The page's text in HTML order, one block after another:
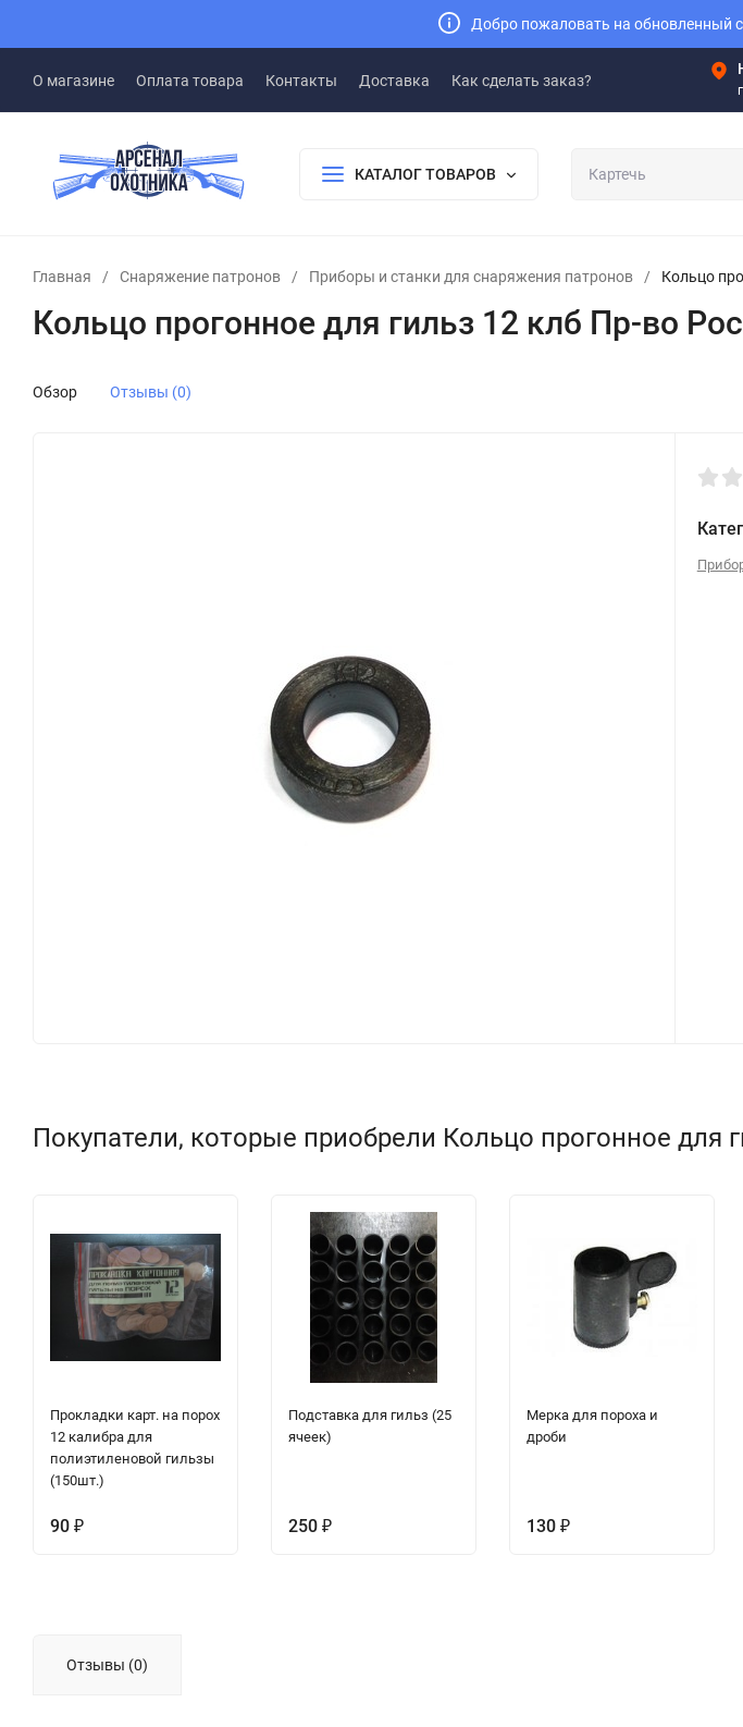
Добро пожаловать на обновленный
О магазине Оплата товара Контакты Доставка Как сделать заказ?
КАТАЛОГ ТОВАРОВ
Главная / Снаряжение патронов / Приборы и станки для снаряжения патронов / Кольцо
Кольцо прогонное для гильз 12 клб Пр-во
Обзор Отзывы (0)
Покупатели, которые приобрели Кольцо прогонное для
Прокладки карт. на порох
12 калибра для
полиэтиленовой гильзы
(150шт.)
90 ₽
Подставка для гильз (25
ячеек)
250 ₽
Мерка для пороха и
дроби
130 ₽
Отзывы (0)